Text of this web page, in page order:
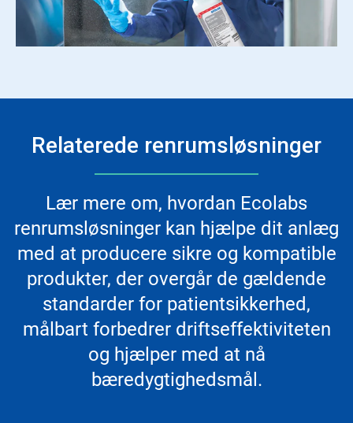
Relaterede renrumsløsninger
Lær mere om, hvordan Ecolabs
renrumsløsninger kan hjælpe dit anlæg
med at producere sikre og kompatible
produkter, der overgår de gældende
standarder for patientsikkerhed,
målbart forbedrer driftseffektiviteten
og hjælper med at nå
bæredygtighedsmål.